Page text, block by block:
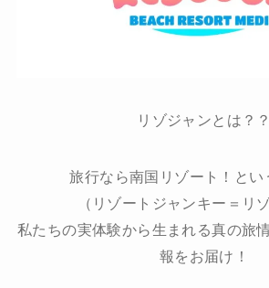
リゾジャンとは？？
旅行なら南国リゾート！とい
（リゾートジャンキー＝リ
私たちの実体験から生まれる真の旅
報をお届け！